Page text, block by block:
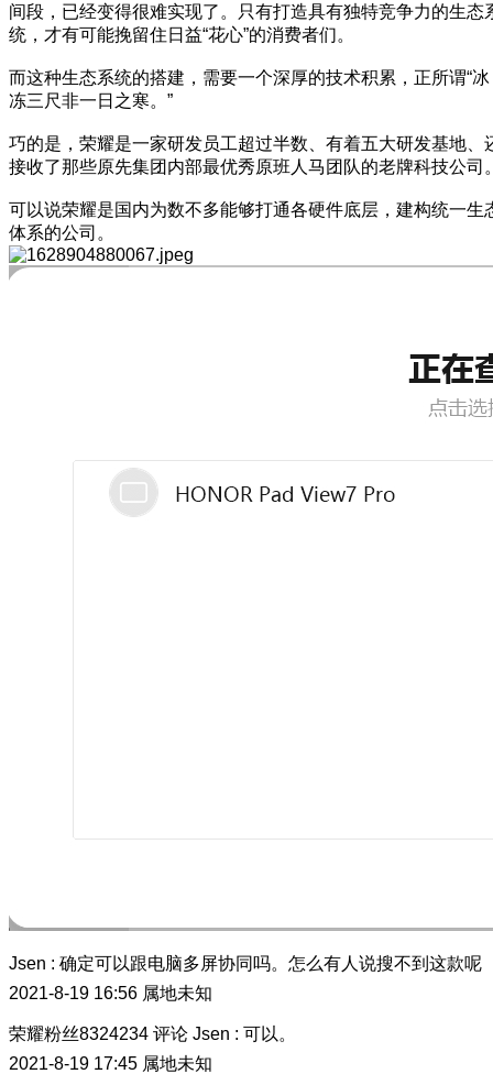
间段，已经变得很难实现了。只有打造具有独特竞争力的生态
统，才有可能挽留住日益“花心”的消费者们。
而这种生态系统的搭建，需要一个深厚的技术积累，正所谓“冰
冻三尺非一日之寒。”
巧的是，荣耀是一家研发员工超过半数、有着五大研发基地、
接收了那些原先集团内部最优秀原班人马团队的老牌科技公司
可以说荣耀是国内为数不多能够打通各硬件底层，建构统一生
体系的公司。
Jsen : 确定可以跟电脑多屏协同吗。怎么有人说搜不到这款呢
2021-8-19 16:56 属地未知
荣耀粉丝8324234 评论 Jsen : 可以。
2021-8-19 17:45 属地未知